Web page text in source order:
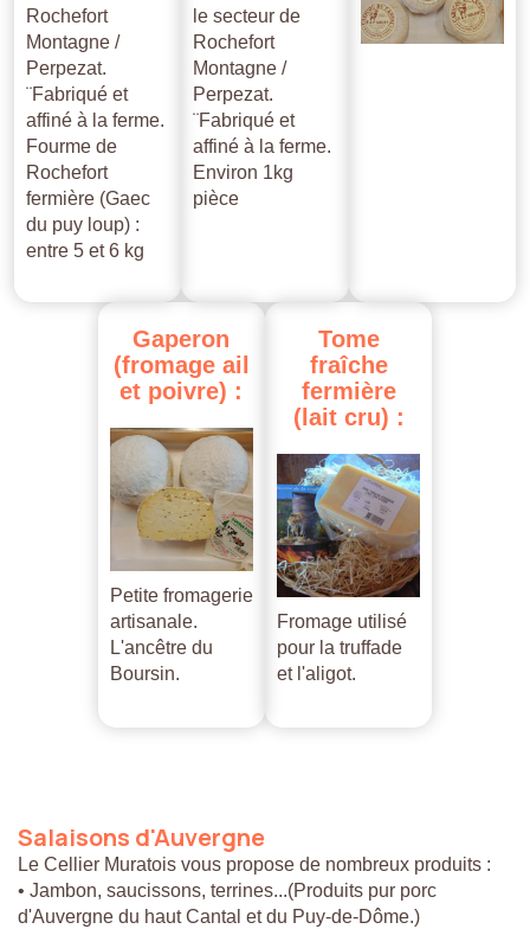
Rochefort
Montagne /
Perpezat.
¨Fabriqué et
affiné à la ferme.
Fourme de
Rochefort
fermière (Gaec
du puy loup) :
entre 5 et 6 kg
le secteur de
Rochefort
Montagne /
Perpezat.
¨Fabriqué et
affiné à la ferme.
Environ 1kg
pièce
Gaperon
(fromage ail
et poivre) :
Petite fromagerie
artisanale.
L'ancêtre du
Boursin.
Tome
fraîche
fermière
(lait cru) :
Fromage utilisé
pour la truffade
et l'aligot.
Salaisons d'Auvergne
Le Cellier Muratois vous propose de nombreux produits :
• Jambon, saucissons, terrines...(Produits pur porc
d'Auvergne du haut Cantal et du Puy-de-Dôme.)